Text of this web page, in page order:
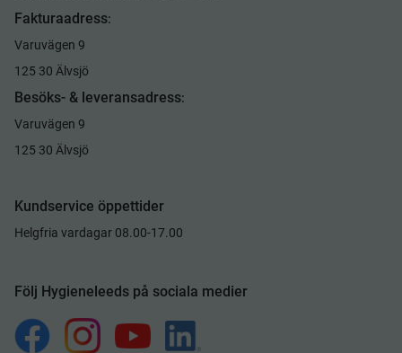
Fakturaadress:
Varuvägen 9
125 30 Älvsjö
Besöks- & leveransadress:
Varuvägen 9
125 30 Älvsjö
Kundservice öppettider
Helgfria vardagar 08.00-17.00
Följ Hygieneleeds på sociala medier